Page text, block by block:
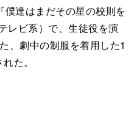
達はまだその星の校則を
レビ系）で、生徒役を演
、劇中の制服を着用した1
た。